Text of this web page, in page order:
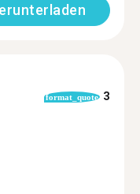
format_quote 3